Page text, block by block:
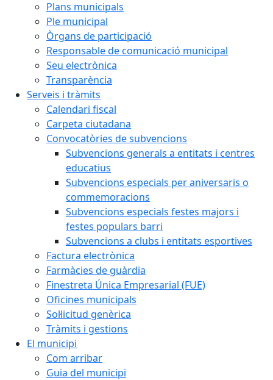
Plans municipals
Ple municipal
Òrgans de participació
Responsable de comunicació municipal
Seu electrònica
Transparència
Serveis i tràmits
Calendari fiscal
Carpeta ciutadana
Convocatòries de subvencions
Subvencions generals a entitats i centres
educatius
Subvencions especials per aniversaris o
commemoracions
Subvencions especials festes majors i
festes populars barri
Subvencions a clubs i entitats esportives
Factura electrònica
Farmàcies de guàrdia
Finestreta Única Empresarial (FUE)
Oficines municipals
Sol·licitud genèrica
Tràmits i gestions
El municipi
Com arribar
Guia del municipi